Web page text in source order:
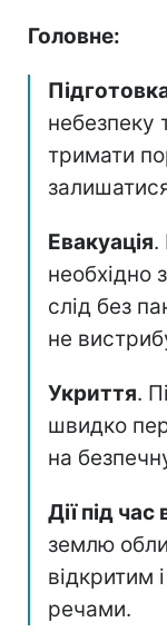
Головне:
небезпеку
тримати
Евакуація.
необхідно
слід без
не
Укриття.
швидко
на
Дії під час
землю
відкритим
речами.